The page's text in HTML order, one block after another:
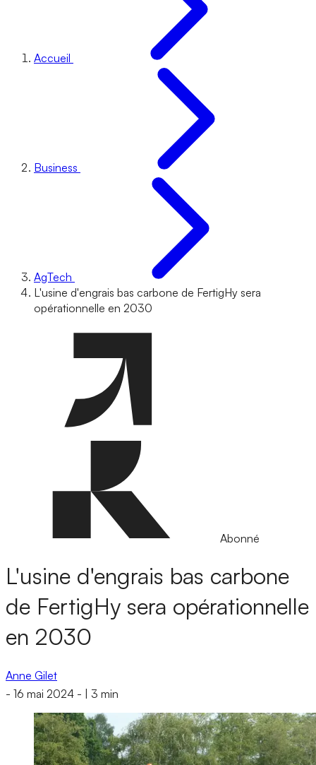
Accueil
Business
AgTech
L'usine d'engrais bas carbone de FertigHy sera
opérationnelle en 2030
Abonné
L'usine d'engrais bas carbone
de FertigHy sera opérationnelle
en 2030
Anne Gilet
- 16 mai 2024 - 3 min